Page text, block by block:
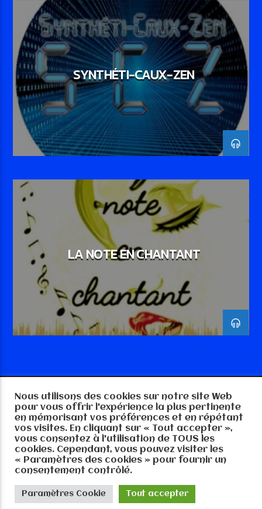
SYNTHÉTI-CAUX-ZEN
LA NOTE EN CHANTANT
Copyright RTGE-MEDIA 57 2025, tout droits
réservés
Nous utilisons des cookies sur notre site Web
pour vous offrir l'expérience la plus pertinente
en mémorisant vos préférences et en répétant
vos visites. En cliquant sur « Tout accepter »,
vous consentez à l'utilisation de TOUS les
cookies. Cependant, vous pouvez visiter les
« Paramètres des cookies » pour fournir un
consentement contrôlé.
Paramètres Cookie Tout accepter